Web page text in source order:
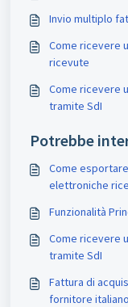
Invio multiplo
Come ricevere
ricevute
Come ricevere
tramite SdI
Potrebbe
Come
elettroniche
Funzionalità
Come ricevere
tramite SdI
Fattura di
fornitore italiano